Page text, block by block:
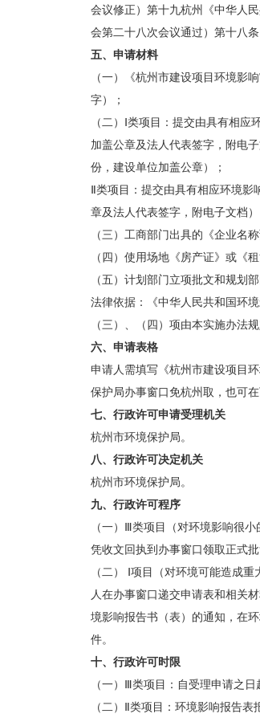
会议修正）第十九杭州《中华人
会第二十八次会议通过）第十八
五、申请材料
（一）《杭州市建设项目环境影
字）；
（二）Ⅰ类项目：提交由具有相
加盖公章及法人代表签字，附电
份，建设单位加盖公章）；
Ⅱ类项目：提交由具有相应环境
章及法人代表签字，附电子文档）
（三）工商部门出具的《企业名
（四）使用场地《房产证》或《
（五）计划部门立项批文和规划
法律依据：《中华人民共和国环
（三）、（四）项由本实施办法规
六、申请表格
申请人需填写《杭州市建设项目
保护局办事窗口免杭州取，也可在
七、行政许可申请受理机关
杭州市环境保护局。
八、行政许可决定机关
杭州市环境保护局。
九、行政许可程序
（一）Ⅲ类项目（对环境影响很
凭收文回执到办事窗口领取正式批
（二） Ⅰ项目（对环境可能造成
人在办事窗口递交申请表和相关
境影响报告书（表）的通知，在
件。
十、行政许可时限
（一）Ⅲ类项目：自受理申请之日
（二）Ⅱ类项目：环境影响报告表